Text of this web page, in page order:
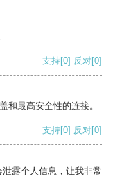
支持[0] 反对[0]
和最高安全性的连接。
支持[0] 反对[0]
露个人信息，让我非常